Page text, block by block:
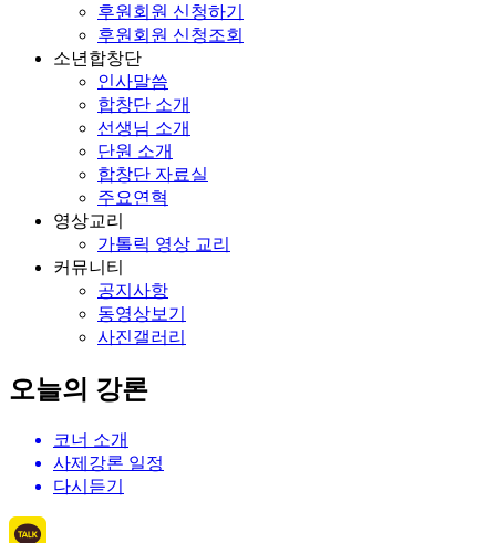
후원회원 신청하기
후원회원 신청조회
소년합창단
인사말씀
합창단 소개
선생님 소개
단원 소개
합창단 자료실
주요연혁
영상교리
가톨릭 영상 교리
커뮤니티
공지사항
동영상보기
사진갤러리
오늘의 강론
코너 소개
사제강론 일정
다시듣기